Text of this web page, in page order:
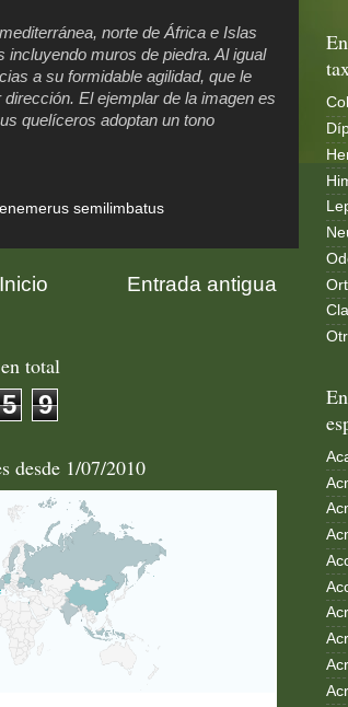
norte de África e Islas
muros de piedra. Al igual
a su formidable agilidad, que le
El ejemplar de la imagen es
quelíceros adoptan un tono
semilimbatus
Entrada antigua
Inicio
total
5 9
desde 1/07/2010